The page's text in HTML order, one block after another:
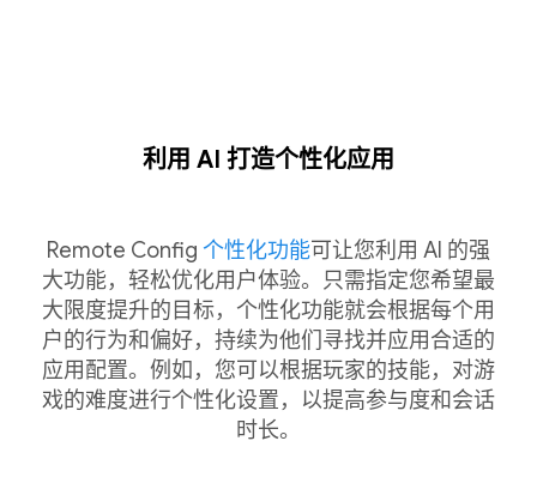
利用 AI 打造个性化应用
Remote Config 个性化功能可让您利用 AI 的强
大功能，轻松优化用户体验。只需指定您希望最
大限度提升的目标，个性化功能就会根据每个用
户的行为和偏好，持续为他们寻找并应用合适的
应用配置。例如，您可以根据玩家的技能，对游
戏的难度进行个性化设置，以提高参与度和会话
时长。